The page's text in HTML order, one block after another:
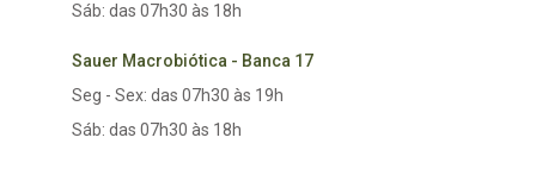
Sáb: das 07h30 às 18h
Sauer Macrobiótica - Banca 17
Seg - Sex: das 07h30 às 19h
Sáb: das 07h30 às 18h